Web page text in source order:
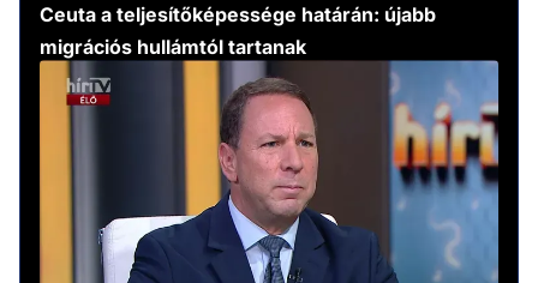
Ceuta a teljesítőképessége határán: újabb
migrációs hullámtól tartanak